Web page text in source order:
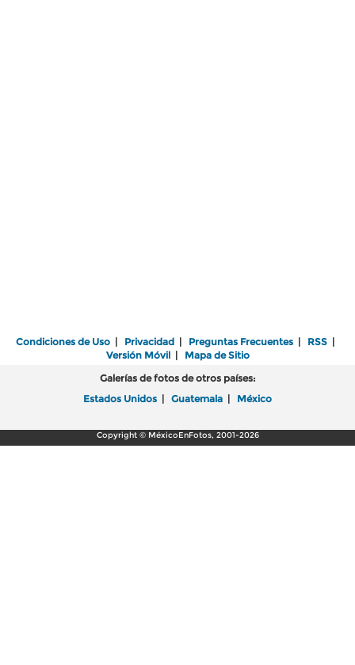
Condiciones de Uso | Privacidad | Preguntas Frecuentes | RSS |
Versión Móvil| Mapa de Sitio
Galerías de fotos de otros países:
Estados Unidos | Guatemala | México
Copyright © MéxicoEnFotos, 2001-2026